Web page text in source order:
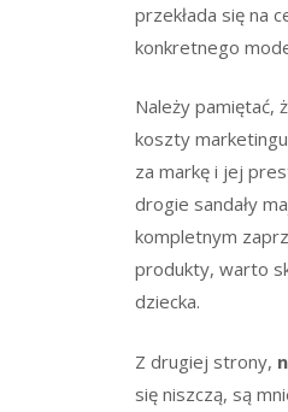
przekłada się na
konkretnego
Należy pamiętać,
koszty
za markę i jej
drogie sandały
kompletnym
produkty, warto
dziecka.
Z drugiej strony,
się niszczą, są